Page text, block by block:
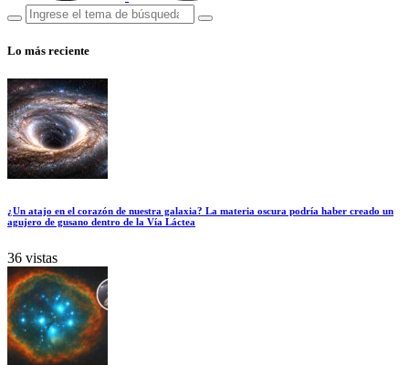
Lo más reciente
¿Un atajo en el corazón de nuestra galaxia? La materia oscura podría haber creado un
agujero de gusano dentro de la Vía Láctea
36 vistas